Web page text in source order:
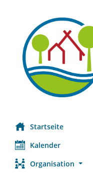
Startseite
Kalender
Organisation